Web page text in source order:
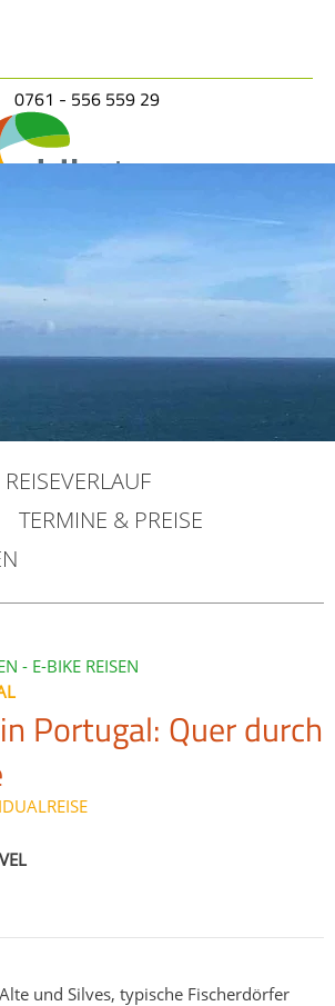
0761 - 556 559 29
REISEVERLAUF
TERMINE & PREISE
- E-BIKE REISEN
Portugal: Quer durch
und Silves, typische Fischerdörfer